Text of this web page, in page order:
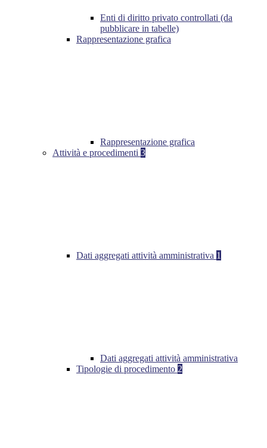
Enti di diritto privato controllati (da
pubblicare in tabelle)
Rappresentazione grafica
Rappresentazione grafica
Attività e procedimenti 3
Dati aggregati attività amministrativa 1
Dati aggregati attività amministrativa
Tipologie di procedimento 2